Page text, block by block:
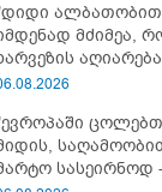
კობახიძე
მძიმეა,
მიზეზის
სასეირნოდ - საქართველოში